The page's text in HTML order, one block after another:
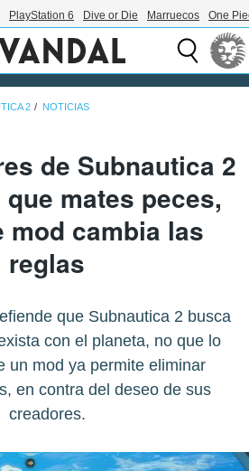
PlayStation 6 Dive or Die Marruecos One
2 NOTICIAS
de Subnautica 2
mates peces,
mod cambia las
reglas
que Subnautica 2 busca
con el planeta, no que lo
un mod ya permite eliminar
en contra del deseo de sus
creadores.